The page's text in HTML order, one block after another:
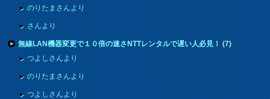
のりたまさんより
さんより
無線LAN機器変更で１０倍の速さNTTレンタルで遅い人必見！(7)
つよしさんより
のりたまさんより
つよしさんより